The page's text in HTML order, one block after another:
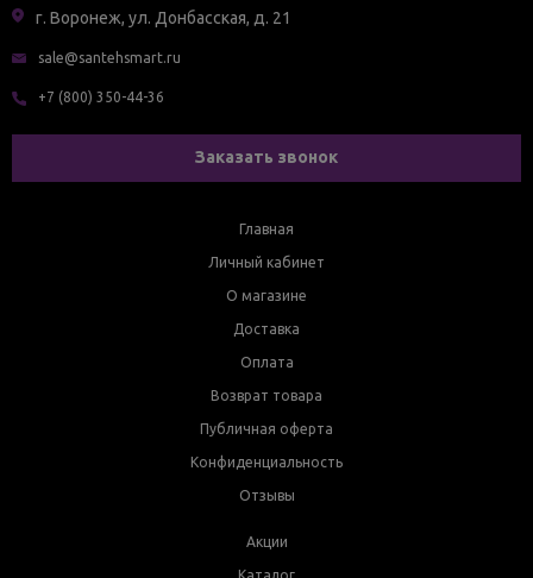
г. Воронеж, ул. Донбасская, д. 21
sale@santehsmart.ru
+7 (800) 350-44-36
Заказать звонок
Главная
Личный кабинет
О магазине
Доставка
Оплата
Возврат товара
Публичная оферта
Конфиденциальность
Отзывы
Акции
Каталог